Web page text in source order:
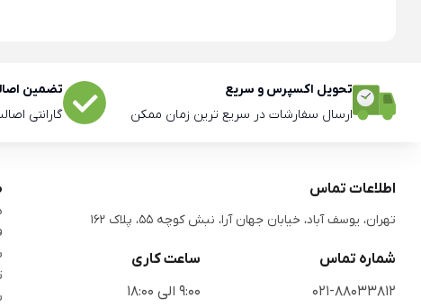
تحویل اکسپرس و سریع
ارسال سفارشات در سریع ترین زمان ممکن
تضمین
گارانتی
اطلاعات تماس
تهران، یوسف آباد، خیابان جهان آرا، نبش کوچه 55، پلاک 162
شماره تماس
021-88033812
ساعت کاری
9:00 الی 18:00